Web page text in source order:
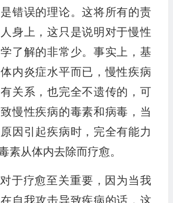
错误的理论。这将所有的责
身上，这只是说明对于慢性
了解的非常少。事实上，基
内炎症水平而已，慢性疾病
关系，也完全不遗传的，可
慢性疾病的毒素和病毒，当
因引起疾病时，完全有能力
素从体内去除而疗愈。
于疗愈至关重要，因为当我
自我攻击导致疾病的话，这